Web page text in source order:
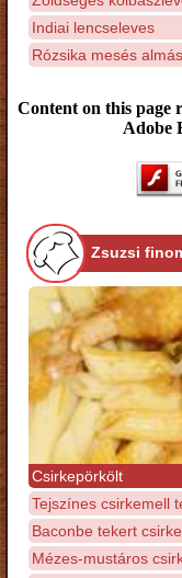
Indiai lencseleves
Rózsika mesés
Content on this page
Adobe
Zsuzsi
Csirkepörkölt
Tejszínes csirkemell
Baconbe tekert
Mézes-mustáros